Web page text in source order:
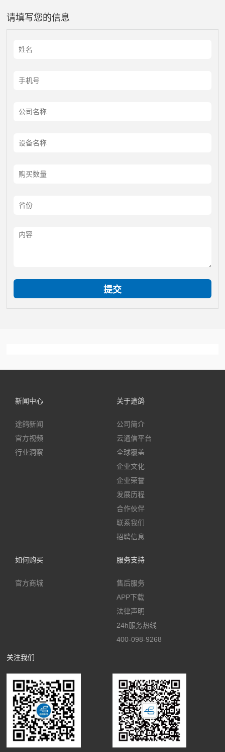
请填写您的信息
新闻中心
途鸽新闻
官方视频
行业洞察
关于途鸽
公司简介
云通信平台
全球覆盖
企业文化
企业荣誉
发展历程
合作伙伴
联系我们
招聘信息
如何购买
官方商城
服务支持
售后服务
APP下载
法律声明
24h服务热线
400-098-9268
关注我们